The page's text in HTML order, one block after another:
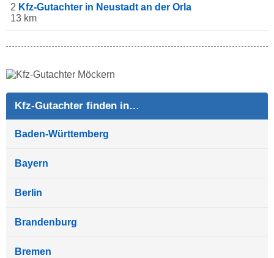
2 Kfz-Gutachter in Neustadt an der Orla
13 km
Kfz-Gutachter finden in…
Baden-Württemberg
Bayern
Berlin
Brandenburg
Bremen